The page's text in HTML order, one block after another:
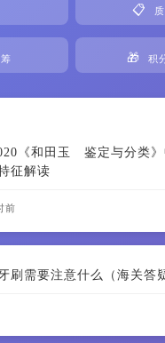
📋
🎁 积
《和田玉 鉴定与分类》
征解读
前
刷需要注意什么（海关答